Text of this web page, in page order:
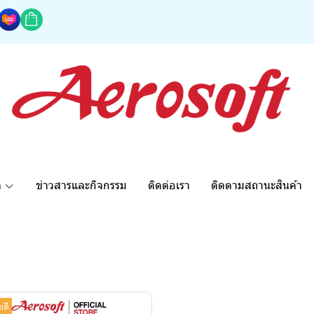
ข่าวสารและกิจกรรม ติดต่อเรา ติดตามสถานะสินค้า
ดี